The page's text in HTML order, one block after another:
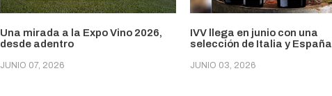
Una mirada a la Expo Vino 2026,
desde adentro
JUNIO 07, 2026
IVV llega en junio con una
selección de Italia y España
JUNIO 03, 2026